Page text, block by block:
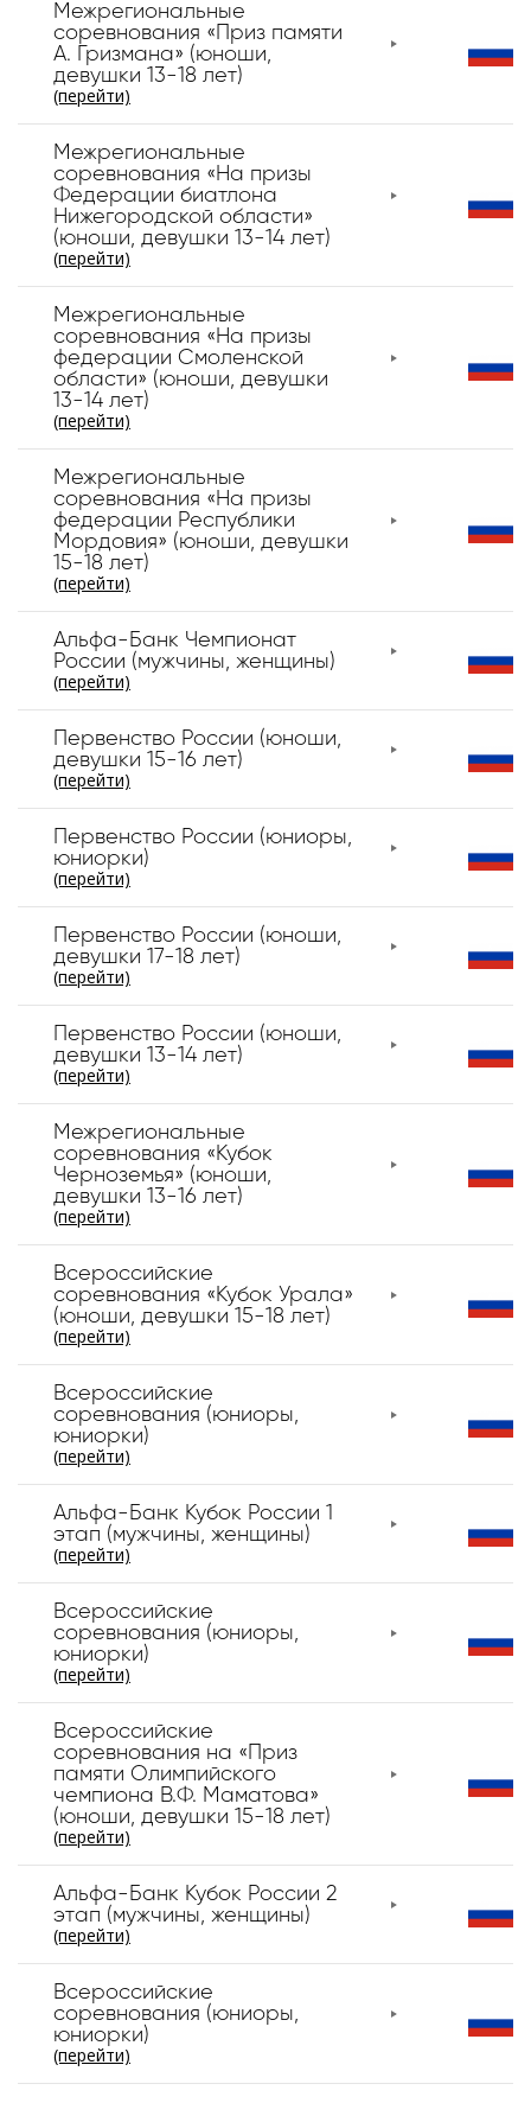
Межрегиональные
соревнования «Приз памяти
А. Гризмана» (юноши,
девушки 13-18 лет)
(перейти)
Межрегиональные
соревнования «На призы
Федерации биатлона
Нижегородской области»
(юноши, девушки 13-14 лет)
(перейти)
Межрегиональные
соревнования «На призы
федерации Смоленской
области» (юноши, девушки
13-14 лет)
(перейти)
Межрегиональные
соревнования «На призы
федерации Республики
Мордовия» (юноши, девушки
15-18 лет)
(перейти)
Альфа-Банк Чемпионат
России (мужчины, женщины)
(перейти)
Первенство России (юноши,
девушки 15-16 лет)
(перейти)
Первенство России (юниоры,
юниорки)
(перейти)
Первенство России (юноши,
девушки 17-18 лет)
(перейти)
Первенство России (юноши,
девушки 13-14 лет)
(перейти)
Межрегиональные
соревнования «Кубок
Черноземья» (юноши,
девушки 13-16 лет)
(перейти)
Всероссийские
соревнования «Кубок Урала»
(юноши, девушки 15-18 лет)
(перейти)
Всероссийские
соревнования (юниоры,
юниорки)
(перейти)
Альфа-Банк Кубок России 1
этап (мужчины, женщины)
(перейти)
Всероссийские
соревнования (юниоры,
юниорки)
(перейти)
Всероссийские
соревнования на «Приз
памяти Олимпийского
чемпиона В.Ф. Маматова»
(юноши, девушки 15-18 лет)
(перейти)
Альфа-Банк Кубок России 2
этап (мужчины, женщины)
(перейти)
Всероссийские
соревнования (юниоры,
юниорки)
(перейти)